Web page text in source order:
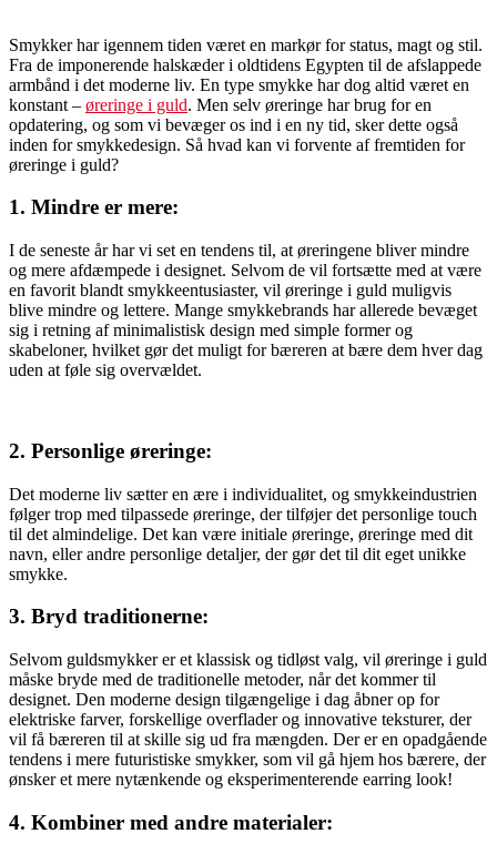
Smykker har igennem tiden været en markør for status, magt og stil.
Fra de imponerende halskæder i oldtidens Egypten til de afslappede
armbånd i det moderne liv. En type smykke har dog altid været en
konstant – øreringe i guld. Men selv øreringe har brug for en
opdatering, og som vi bevæger os ind i en ny tid, sker dette også
inden for smykkedesign. Så hvad kan vi forvente af fremtiden for
øreringe i guld?
1. Mindre er mere:
I de seneste år har vi set en tendens til, at øreringene bliver mindre
og mere afdæmpede i designet. Selvom de vil fortsætte med at være
en favorit blandt smykkeentusiaster, vil øreringe i guld muligvis
blive mindre og lettere. Mange smykkebrands har allerede bevæget
sig i retning af minimalistisk design med simple former og
skabeloner, hvilket gør det muligt for bæreren at bære dem hver dag
uden at føle sig overvældet.
2. Personlige øreringe:
Det moderne liv sætter en ære i individualitet, og smykkeindustrien
følger trop med tilpassede øreringe, der tilføjer det personlige touch
til det almindelige. Det kan være initiale øreringe, øreringe med dit
navn, eller andre personlige detaljer, der gør det til dit eget unikke
smykke.
3. Bryd traditionerne:
Selvom guldsmykker er et klassisk og tidløst valg, vil øreringe i guld
måske bryde med de traditionelle metoder, når det kommer til
designet. Den moderne design tilgængelige i dag åbner op for
elektriske farver, forskellige overflader og innovative teksturer, der
vil få bæreren til at skille sig ud fra mængden. Der er en opadgående
tendens i mere futuristiske smykker, som vil gå hjem hos bærere, der
ønsker et mere nytænkende og eksperimenterende earring look!
4. Kombiner med andre materialer: